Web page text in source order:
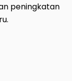
peningkatan